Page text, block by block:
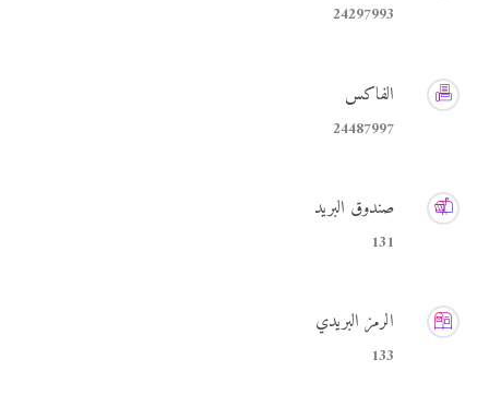
24297993
الفاكس
24487997
صندوق البريد
131
الرمز البريدي
133